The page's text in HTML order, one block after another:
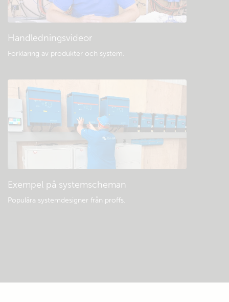
Handledningsvideor
Förklaring av produkter och system.
Exempel på systemscheman
Populära systemdesigner från proffs.